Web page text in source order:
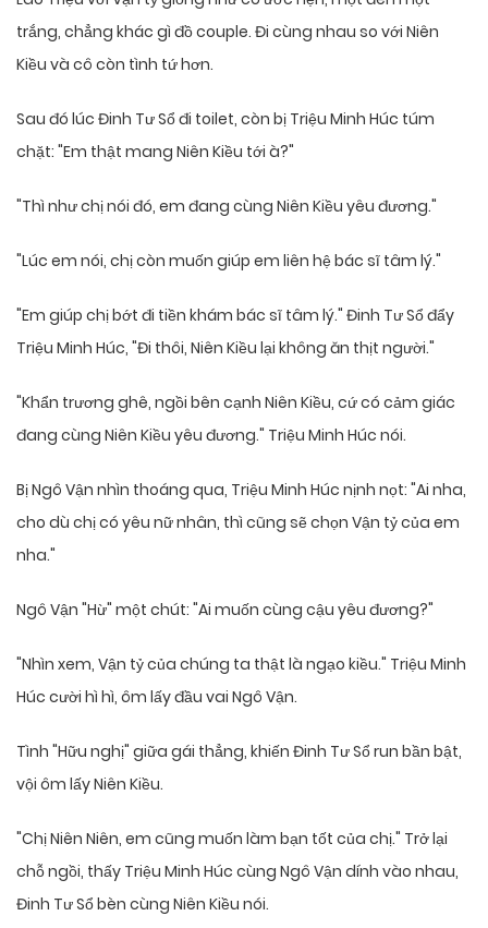
trắng, chẳng khác gì đồ couple. Đi cùng nhau so với Niên
Kiều và cô còn tình tứ hơn.
Sau đó lúc Đinh Tư Sổ đi toilet, còn bị Triệu Minh Húc túm
chặt: "Em thật mang Niên Kiều tới à?"
"Thì như chị nói đó, em đang cùng Niên Kiều yêu đương."
"Lúc em nói, chị còn muốn giúp em liên hệ bác sĩ tâm lý."
"Em giúp chị bớt đi tiền khám bác sĩ tâm lý." Đinh Tư Sổ đẩy
Triệu Minh Húc, "Đi thôi, Niên Kiều lại không ăn thịt người."
"Khẩn trương ghê, ngồi bên cạnh Niên Kiều, cứ có cảm giác
đang cùng Niên Kiều yêu đương." Triệu Minh Húc nói.
Bị Ngô Vận nhìn thoáng qua, Triệu Minh Húc nịnh nọt: "Ai nha,
cho dù chị có yêu nữ nhân, thì cũng sẽ chọn Vận tỷ của em
nha."
Ngô Vận "Hừ" một chút: "Ai muốn cùng cậu yêu đương?"
"Nhìn xem, Vận tỷ của chúng ta thật là ngạo kiều." Triệu Minh
Húc cười hì hì, ôm lấy đầu vai Ngô Vận.
Tình "Hữu nghị" giữa gái thẳng, khiến Đinh Tư Sổ run bần bật,
vội ôm lấy Niên Kiều.
"Chị Niên Niên, em cũng muốn làm bạn tốt của chị." Trở lại
chỗ ngồi, thấy Triệu Minh Húc cùng Ngô Vận dính vào nhau,
Đinh Tư Sổ bèn cùng Niên Kiều nói.